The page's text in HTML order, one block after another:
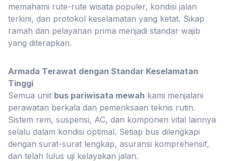
memahami rute-rute wisata populer, kondisi jalan
terkini, dan protokol keselamatan yang ketat. Sikap
ramah dan pelayanan prima menjadi standar wajib
yang diterapkan.
Armada Terawat dengan Standar Keselamatan
Tinggi
Semua unit bus pariwisata mewah kami menjalani
perawatan berkala dan pemeriksaan teknis rutin.
Sistem rem, suspensi, AC, dan komponen vital lainnya
selalu dalam kondisi optimal. Setiap bus dilengkapi
dengan surat-surat lengkap, asuransi komprehensif,
dan telah lulus uji kelayakan jalan.